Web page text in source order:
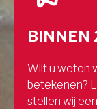
BINNEN
Wilt u weten
betekenen?
stellen wij